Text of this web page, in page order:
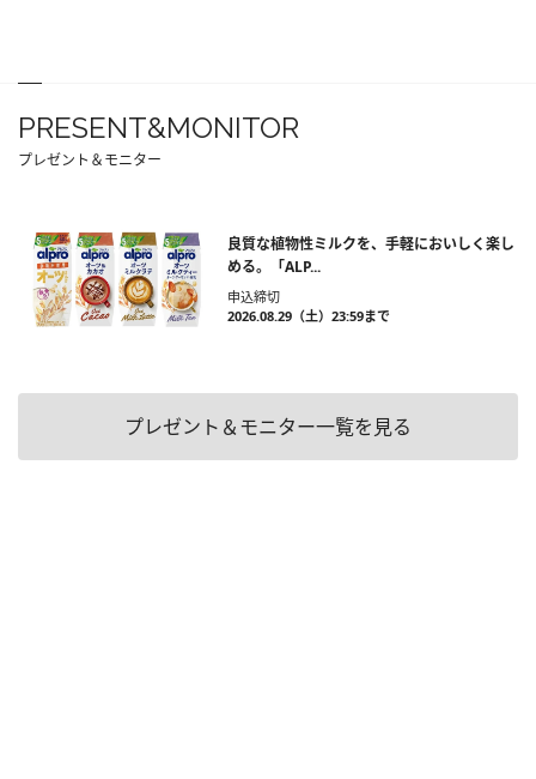
PRESENT&MONITOR
プレゼント＆モニター
良質な植物性ミルクを、手軽においしく楽し
める。「ALP...
申込締切
2026.08.29（土）23:59まで
プレゼント＆モニター一覧を見る